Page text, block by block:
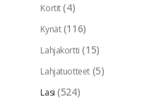
Kortit (4)
Kynät (116)
Lahjakortti (15)
Lahjatuotteet (5)
Lasi (524)